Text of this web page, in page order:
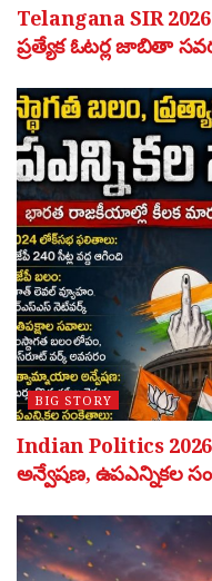
Telangana SIR
ప్రత్యేక ఓటర్ల జాబితా
BIG STORY
Indian Politics
అన్వేషణ, ఉపఎన్నికల